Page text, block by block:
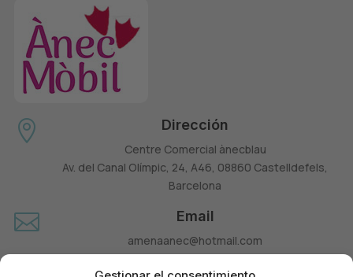
 Dirección
Centre Comercial ànecblau
Av. del Canal Olímpic, 24, A46, 08860 Castelldefels,
Barcelona
 Email
amenaanec@hotmail.com
Teléfono